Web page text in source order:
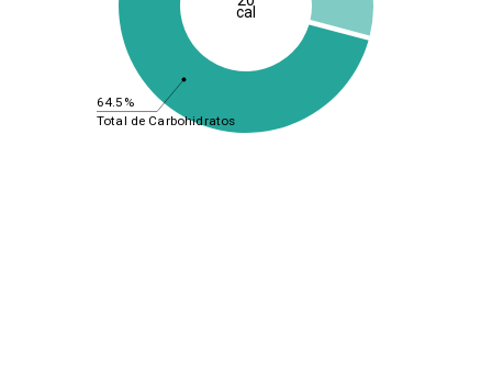
64.5%
Total de Carbohidratos
cal